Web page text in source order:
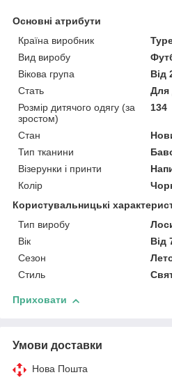
Основні атрибути
Країна виробник
Вид виробу
Вікова група
Від
Стать
Для
Розмір дитячого одягу (за
зростом)
134
Стан
Тип тканини
Візерунки і принти
Колір
Користувальницькі
Тип виробу
Вік
Від
Сезон
Стиль
Приховати
Умови доставки
Нова Пошта